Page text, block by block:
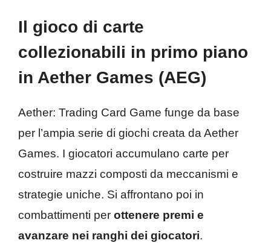
Il gioco di carte
collezionabili in primo piano
in Aether Games (AEG)
Aether: Trading Card Game funge da base
per l’ampia serie di giochi creata da Aether
Games. I giocatori accumulano carte per
costruire mazzi composti da meccanismi e
strategie uniche. Si affrontano poi in
combattimenti per ottenere premi e
avanzare nei ranghi dei giocatori.